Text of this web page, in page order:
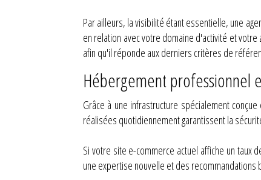
Par ailleurs, la visibilité étant essentielle, une
en relation avec votre domaine d'activité et
afin qu'il réponde aux derniers critères de
Hébergement professionnel
Grâce à une infrastructure spécialement
réalisées quotidiennement garantissent la
Si votre site e-commerce actuel affiche un
une expertise nouvelle et des